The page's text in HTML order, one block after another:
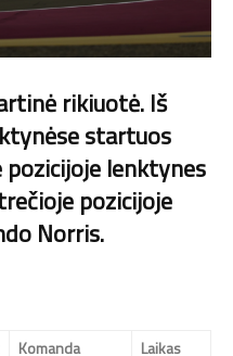
rikiuotė. Iš
startuos
pozicijoje lenktynes
pozicijoje
Norris.
Komanda
Laikas